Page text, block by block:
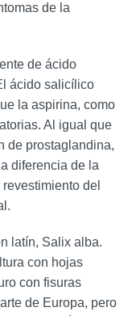
de la
de ácido
ácido salicílico
la aspirina, como
Al igual que
de prostaglandina,
diferencia de la
del
latín, Salix alba.
con hojas
con fisuras
de Europa, pero